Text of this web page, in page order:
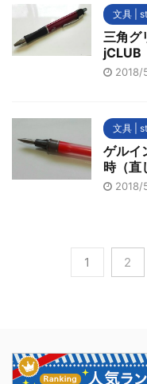
文具 |
三角グ
jCLUB
2018/
文具 |
ゲルイ
時（直
2018/
1 2